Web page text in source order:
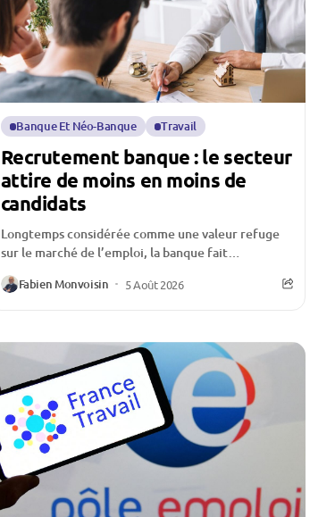
Banque Et Néo-Banque Travail
Recrutement banque : le secteur
attire de moins en moins de
candidats
Longtemps considérée comme une valeur refuge
sur le marché de l’emploi, la banque fait
aujourd’hui face à une crise d’attractivité qui
inquiète l’ensemble...
Fabien Monvoisin 5 Août 2026